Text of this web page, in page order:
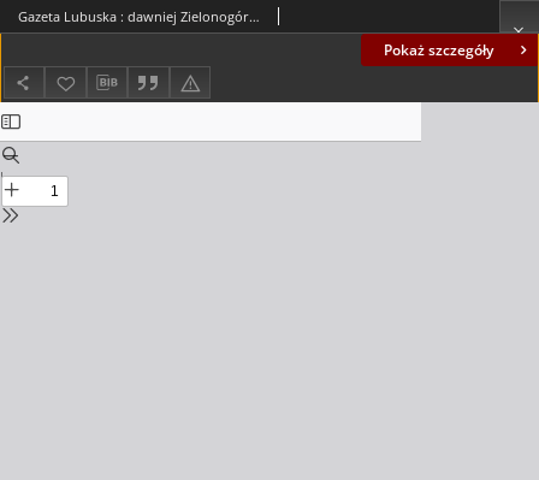
Pokaż szczegóły
Gazeta Lubuska : dawniej Zielonogórska-Gorzowska R. XLII [właśc. XLIII], nr 64 (17 marca 1994). - Wyd. 1